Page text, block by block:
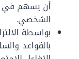
أن يسهم في
الشخصي.
بواسطة
بالقواعد